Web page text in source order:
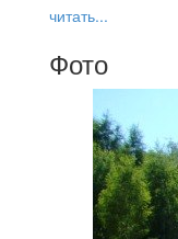
читать...
Фото